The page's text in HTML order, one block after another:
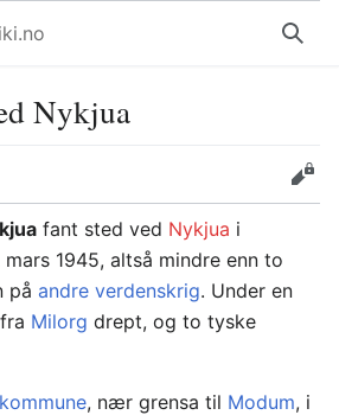
Søk
Nykjua
Rediger
fant sted ved Nykjua i
mars 1945, altså mindre enn to
på andre verdenskrig. Under en
Milorg drept, og to tyske
, nær grensa til Modum, i